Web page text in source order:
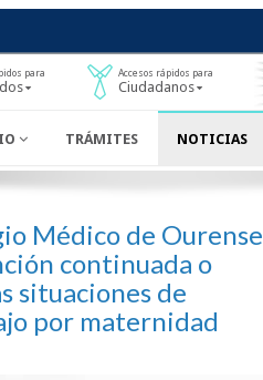
para Accesos rápidos para
Ciudadanos
TRÁMITES NOTICIAS
Médico de Ourense
continuada o
situaciones de
por maternidad